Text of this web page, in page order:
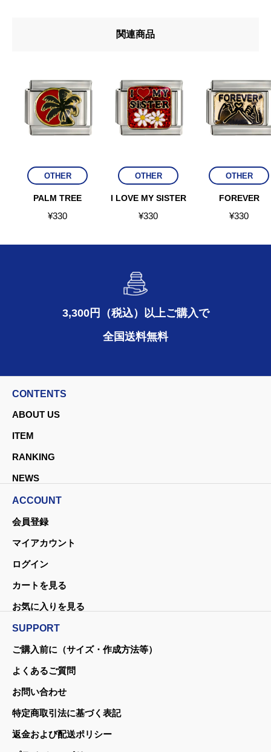
個
関連商品
OTHER
PALM TREE
¥330
OTHER
I LOVE MY SISTER
¥330
OTHER
FOREVER
¥330
3,300円（税込）以上ご購入で
全国送料無料
CONTENTS
ABOUT US
ITEM
RANKING
NEWS
ACCOUNT
会員登録
マイアカウント
ログイン
カートを見る
お気に入りを見る
SUPPORT
ご購入前に（サイズ・作成方法等）
よくあるご質問
お問い合わせ
特定商取引法に基づく表記
返金および配送ポリシー